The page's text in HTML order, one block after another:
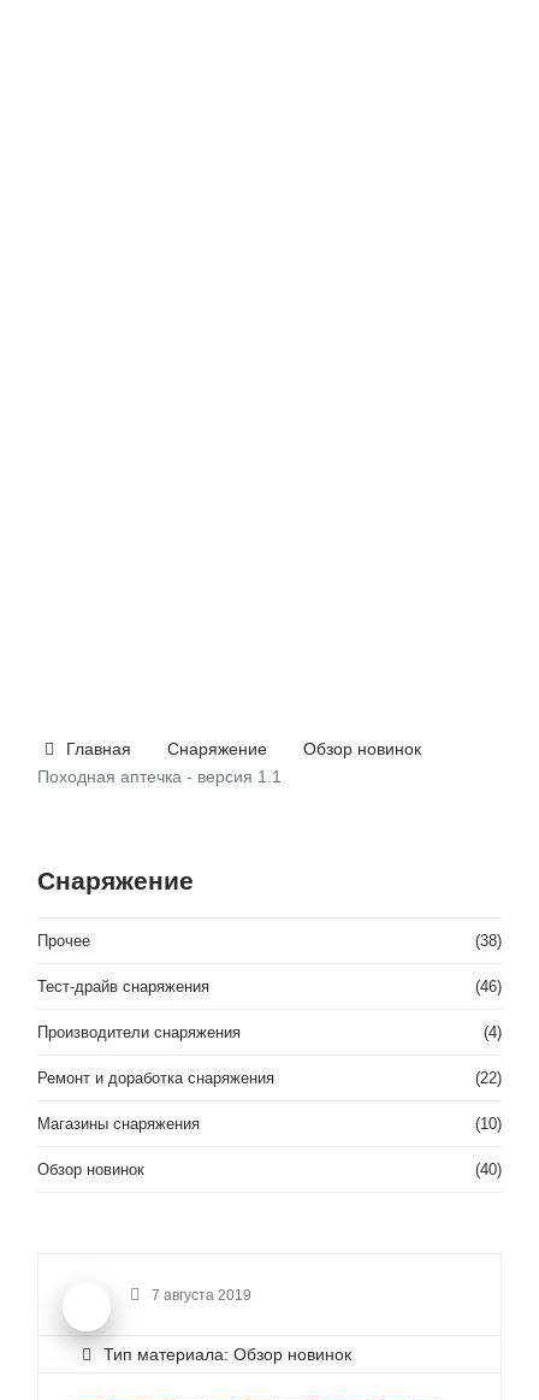
Главная Снаряжение
Обзор новинок
Походная аптечка - версия 1.1
Снаряжение
Прочее (38)
Тест-драйв снаряжения (46)
Производители снаряжения (4)
Ремонт и доработка снаряжения (22)
Магазины снаряжения (10)
Обзор новинок (40)
7 августа 2019
Тип материала: Обзор новинок